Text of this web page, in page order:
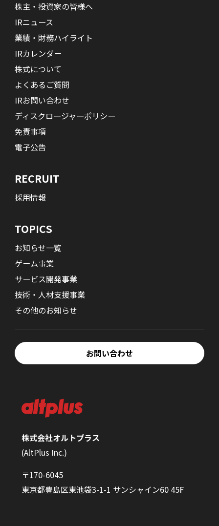
株式会社オルトプラス
(AltPlus Inc.)
〒170-6045
東京都豊島区東池袋3-1-1 サンシャイン60 45F
株主・投資家の皆様へ
IRニュース
業績・財務ハイライト
IRカレンダー
株式について
よくあるご質問
IRお問い合わせ
ディスクロージャーポリシー
免責事項
電子公告
RECRUIT
採用情報
TOPICS
お知らせ一覧
ゲーム事業
サービス開発事業
技術・人材支援事業
その他のお知らせ
お問い合わせ